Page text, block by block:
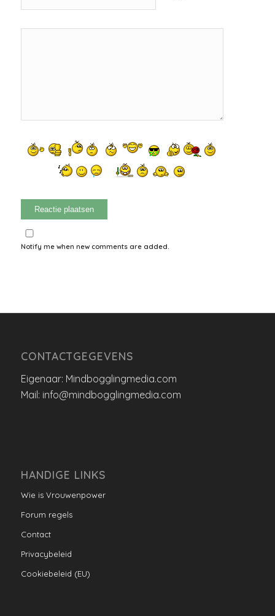
Notify me when new comments are added.
CONTACTGEGEVENS
Eigenaar: Mindbogglingmedia.com
Mail: info@mindbogglingmedia.com
HANDIGE LINKS
Wie is Vrouwenpower
Forum regels
Contact
Privacybeleid
Cookiebeleid (EU)